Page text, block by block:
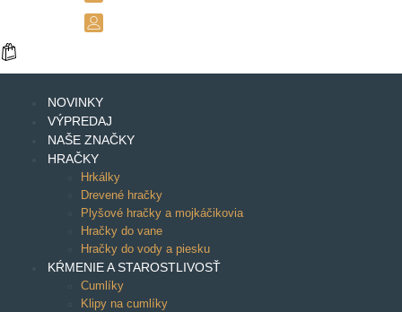
NOVINKY
VÝPREDAJ
NAŠE ZNAČKY
HRAČKY
Hrkálky
Drevené hračky
Plyšové hračky a mojkáčikovia
Hračky do vane
Hračky do vody a piesku
KŔMENIE A STAROSTLIVOSŤ
Cumlíky
Klipy na cumlíky